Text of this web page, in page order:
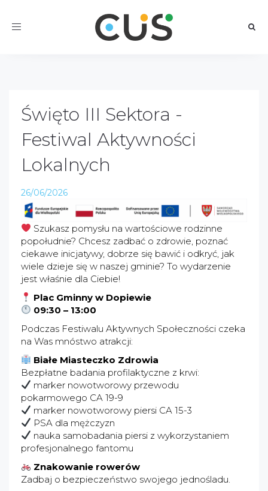
Toggle
Święto III Sektora -
Festiwal Aktywności
Lokalnych
26/06/2026
Szukasz pomysłu na wartościowe rodzinne
popołudnie? Chcesz zadbać o zdrowie, poznać
ciekawe inicjatywy, dobrze się bawić i odkryć, jak
wiele dzieje się w naszej gminie? To wydarzenie
jest właśnie dla Ciebie!
Plac Gminny w Dopiewie
09:30 – 13:00
Podczas Festiwalu Aktywnych Społeczności czeka
na Was mnóstwo atrakcji:
Białe Miasteczko Zdrowia
Bezpłatne badania profilaktyczne z krwi:
marker nowotworowy przewodu
pokarmowego CA 19-9
marker nowotworowy piersi CA 15-3
PSA dla mężczyzn
nauka samobadania piersi z wykorzystaniem
profesjonalnego fantomu
Znakowanie rowerów
Zadbaj o bezpieczeństwo swojego jednośladu.